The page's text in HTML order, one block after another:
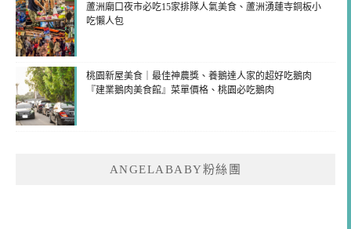
蘆洲廟口夜市必吃15家排隊人氣美食、蘆洲湧蓮寺銅板小
吃懶人包
桃園新屋美食｜最佳神農獎、養鵝達人家的超好吃鵝肉
『建業鵝肉美食館』菜單價格、桃園必吃鵝肉
ANGELABABY粉絲團